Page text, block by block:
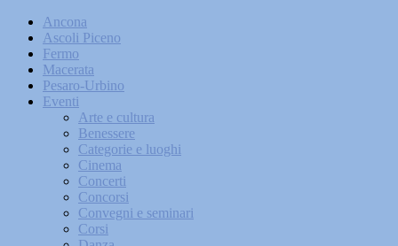
Ancona
Ascoli Piceno
Fermo
Macerata
Pesaro-Urbino
Eventi
Arte e cultura
Benessere
Categorie e luoghi
Cinema
Concerti
Concorsi
Convegni e seminari
Corsi